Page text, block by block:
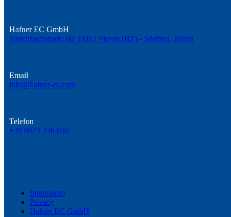
Hafner EC GmbH
Sinichbachstraße 60 39012 Meran (BZ) - Südtirol, Italien
Email
info@hafner-ec.com
Telefon
+39 0473 238 030
Impressum
Privacy
Hafner EC GmbH